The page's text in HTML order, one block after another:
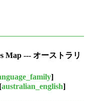
Map --- オーストラリ
]
australian_english]